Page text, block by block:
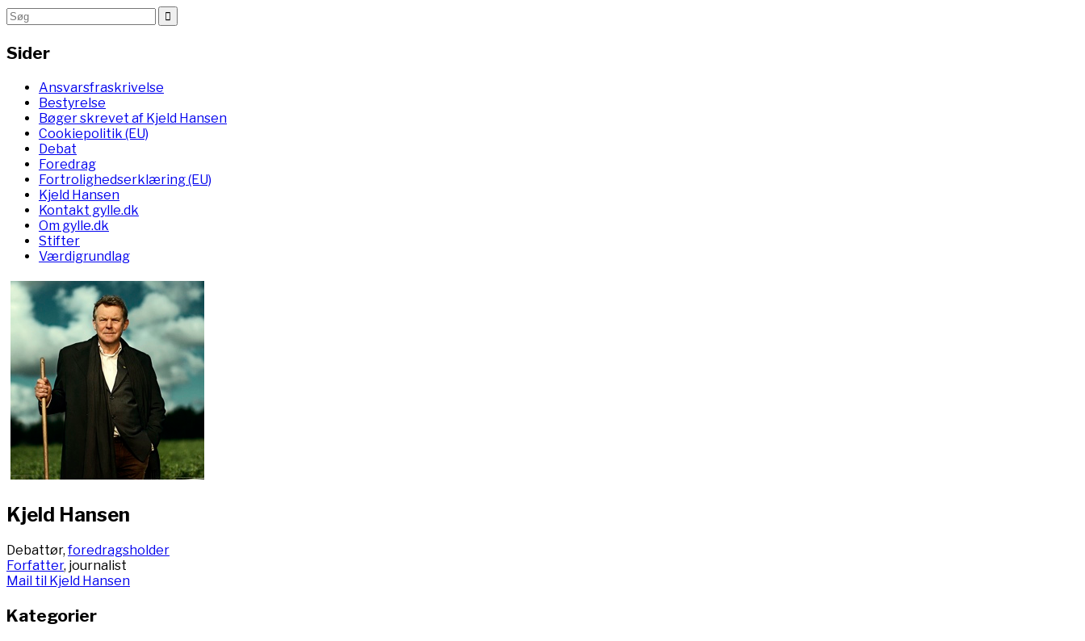
Sider
Ansvarsfraskrivelse
Bestyrelse
Bøger skrevet af Kjeld Hansen
Cookiepolitik (EU)
Debat
Foredrag
Fortrolighedserklæring (EU)
Kjeld Hansen
Kontakt gylle.dk
Om gylle.dk
Stifter
Værdigrundlag
Kjeld Hansen
Debattør,foredragsholder
Forfatter, journalist
Mail til Kjeld Hansen
Kategorier